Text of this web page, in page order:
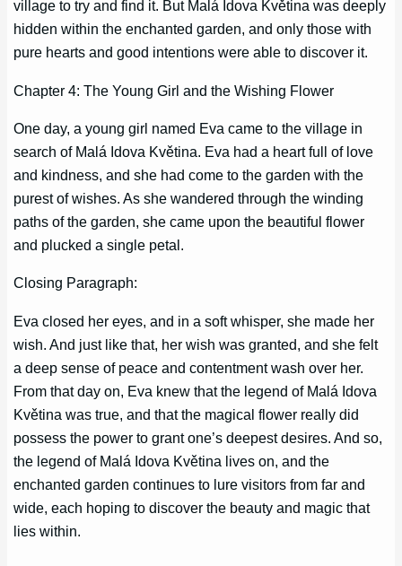
village to try and find it. But Malá Idova Květina was deeply
hidden within the enchanted garden, and only those with
pure hearts and good intentions were able to discover it.
Chapter 4: The Young Girl and the Wishing Flower
One day, a young girl named Eva came to the village in
search of Malá Idova Květina. Eva had a heart full of love
and kindness, and she had come to the garden with the
purest of wishes. As she wandered through the winding
paths of the garden, she came upon the beautiful flower
and plucked a single petal.
Closing Paragraph:
Eva closed her eyes, and in a soft whisper, she made her
wish. And just like that, her wish was granted, and she felt
a deep sense of peace and contentment wash over her.
From that day on, Eva knew that the legend of Malá Idova
Květina was true, and that the magical flower really did
possess the power to grant one’s deepest desires. And so,
the legend of Malá Idova Květina lives on, and the
enchanted garden continues to lure visitors from far and
wide, each hoping to discover the beauty and magic that
lies within.